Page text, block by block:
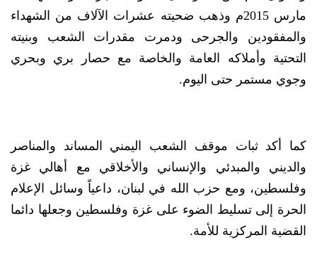
مارس 2015م وذهب ضحيته عشرات الآلاف من الشهداء
والمفقودين والجرحى ودمرت مقدرات الشعب وبنيته
التحتية وأملاكه العامة والخاصة مع حصار بري وبحري
وجوي مستمر حتى اليوم.
كما أكد ثبات موقف الشعب اليمني المساند والمناصر
والديني والمبدئي والإنساني والأخلاقي مع أهالي غزة
وفلسطين، ومع حزب الله في لبنان، داعياً وسائل الإعلام
الحرة إلى تسليط الضوء على غزة وفلسطين وجعلها دائما
القضية المركزية للأمة.